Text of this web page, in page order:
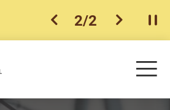
上一個
2/2 下一個開
目